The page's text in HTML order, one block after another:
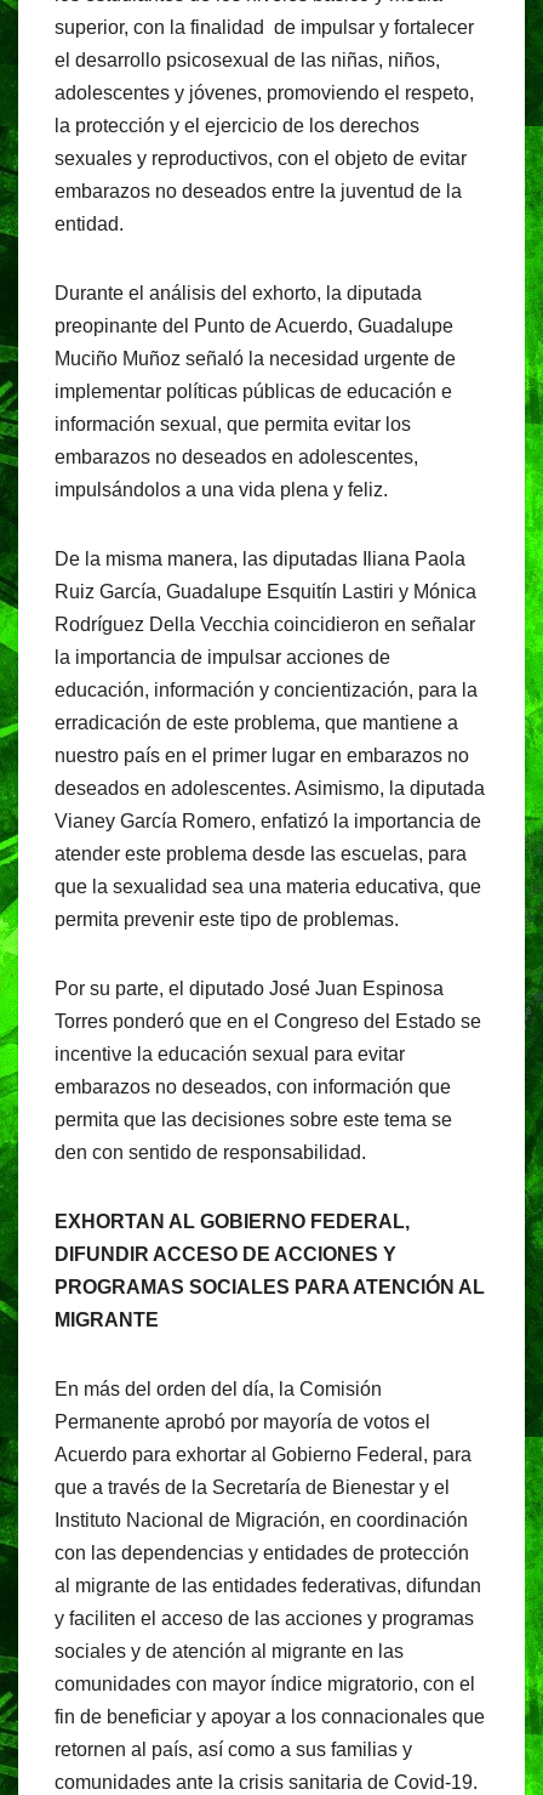
superior, con la finalidad de impulsar y fortalecer
el desarrollo psicosexual de las niñas, niños,
adolescentes y jóvenes, promoviendo el respeto,
la protección y el ejercicio de los derechos
sexuales y reproductivos, con el objeto de evitar
embarazos no deseados entre la juventud de la
entidad.
Durante el análisis del exhorto, la diputada
preopinante del Punto de Acuerdo, Guadalupe
Muciño Muñoz señaló la necesidad urgente de
implementar políticas públicas de educación e
información sexual, que permita evitar los
embarazos no deseados en adolescentes,
impulsándolos a una vida plena y feliz.
De la misma manera, las diputadas Iliana Paola
Ruiz García, Guadalupe Esquitín Lastiri y Mónica
Rodríguez Della Vecchia coincidieron en señalar
la importancia de impulsar acciones de
educación, información y concientización, para la
erradicación de este problema, que mantiene a
nuestro país en el primer lugar en embarazos no
deseados en adolescentes. Asimismo, la diputada
Vianey García Romero, enfatizó la importancia de
atender este problema desde las escuelas, para
que la sexualidad sea una materia educativa, que
permita prevenir este tipo de problemas.
Por su parte, el diputado José Juan Espinosa
Torres ponderó que en el Congreso del Estado se
incentive la educación sexual para evitar
embarazos no deseados, con información que
permita que las decisiones sobre este tema se
den con sentido de responsabilidad.
EXHORTAN AL GOBIERNO FEDERAL,
DIFUNDIR ACCESO DE ACCIONES Y
PROGRAMAS SOCIALES PARA ATENCIÓN AL
MIGRANTE
En más del orden del día, la Comisión
Permanente aprobó por mayoría de votos el
Acuerdo para exhortar al Gobierno Federal, para
que a través de la Secretaría de Bienestar y el
Instituto Nacional de Migración, en coordinación
con las dependencias y entidades de protección
al migrante de las entidades federativas, difundan
y faciliten el acceso de las acciones y programas
sociales y de atención al migrante en las
comunidades con mayor índice migratorio, con el
fin de beneficiar y apoyar a los connacionales que
retornen al país, así como a sus familias y
comunidades ante la crisis sanitaria de Covid-19.